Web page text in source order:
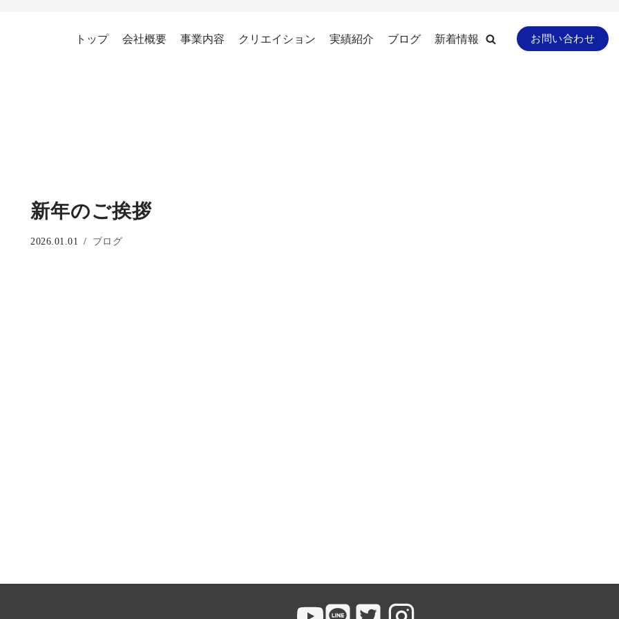
トップ 会社概要 事業内容 クリエイション 実績紹介 ブログ 新着情報 お問い合わせ
新年のご挨拶
2026.01.01 ブログ